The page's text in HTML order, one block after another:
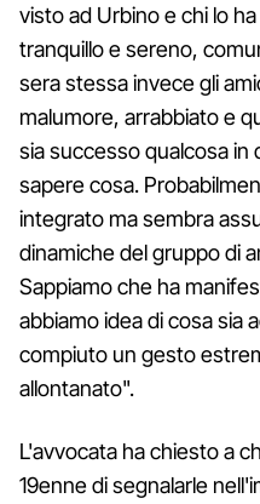
visto ad Urbino e chi lo
tranquillo e sereno,
sera stessa invece gli
malumore, arrabbiato e
sia successo qualcosa in
sapere cosa.
integrato ma sembra
dinamiche del gruppo di
Sappiamo che ha
abbiamo idea di cosa sia
compiuto un gesto
allontanato".
L'avvocata ha chiesto a
19enne di segnalarle